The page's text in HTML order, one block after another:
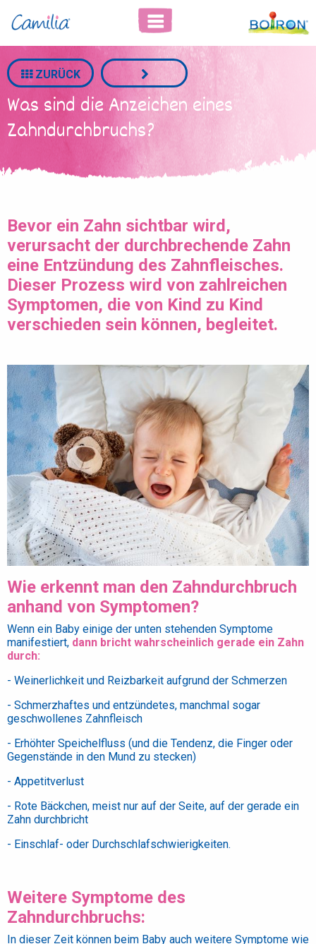
ZURÜCK
Was sind die Anzeichen eines
Zahndurchbruchs?
Bevor ein Zahn sichtbar wird,
verursacht der durchbrechende Zahn
eine Entzündung des Zahnfleisches.
Dieser Prozess wird von zahlreichen
Symptomen, die von Kind zu Kind
verschieden sein können, begleitet.
Wie erkennt man den Zahndurchbruch
anhand von Symptomen?
Wenn ein Baby einige der unten stehenden Symptome
manifestiert, dann bricht wahrscheinlich gerade ein Zahn
durch:
- Weinerlichkeit und Reizbarkeit aufgrund der Schmerzen
- Schmerzhaftes und entzündetes, manchmal sogar
geschwollenes Zahnfleisch
- Erhöhter Speichelfluss (und die Tendenz, die Finger oder
Gegenstände in den Mund zu stecken)
- Appetitverlust
- Rote Bäckchen, meist nur auf der Seite, auf der gerade ein
Zahn durchbricht
- Einschlaf- oder Durchschlafschwierigkeiten.
Weitere Symptome des
Zahndurchbruchs:
In dieser Zeit können beim Baby auch weitere Symptome wie
Gestion de préférence des cookies